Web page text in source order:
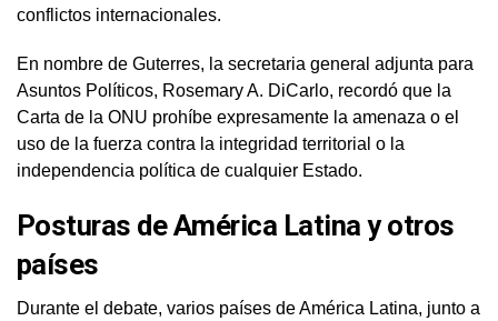
conflictos internacionales.
En nombre de Guterres, la secretaria general adjunta para
Asuntos Políticos, Rosemary A. DiCarlo, recordó que la
Carta de la ONU prohíbe expresamente la amenaza o el
uso de la fuerza contra la integridad territorial o la
independencia política de cualquier Estado.
Posturas de América Latina y otros
países
Durante el debate, varios países de América Latina, junto a